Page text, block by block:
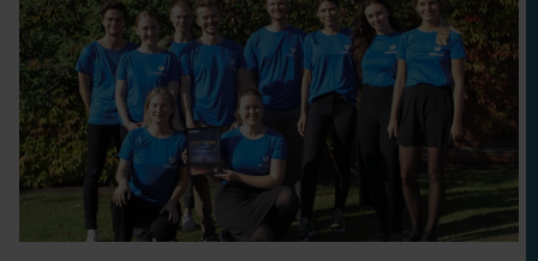
Bensmerter
Stress